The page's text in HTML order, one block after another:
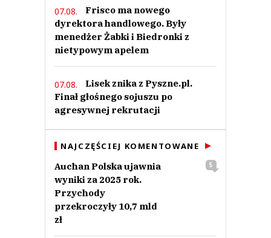
07.08.
Frisco ma nowego
dyrektora handlowego. Były
menedżer Żabki i Biedronki z
nietypowym apelem
07.08.
Lisek znika z Pyszne.pl.
Finał głośnego sojuszu po
agresywnej rekrutacji
NAJCZĘŚCIEJ KOMENTOWANE
Auchan Polska ujawnia
wyniki za 2025 rok.
Przychody
przekroczyły 10,7 mld
zł
5